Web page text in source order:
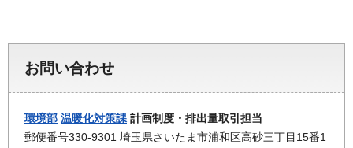
お問い合わせ
環境部 温暖化対策課 計画制度・排出量取引担当
郵便番号330-9301 埼玉県さいたま市浦和区高砂三丁目15番1